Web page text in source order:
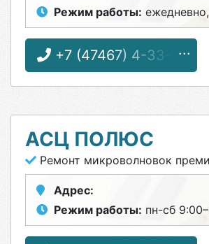
Режим работы:
+7 (47467) 4-33-17
АСЦ ПОЛЮС
Ремонт микроволновок
Адрес:
Режим работы: пн-сб